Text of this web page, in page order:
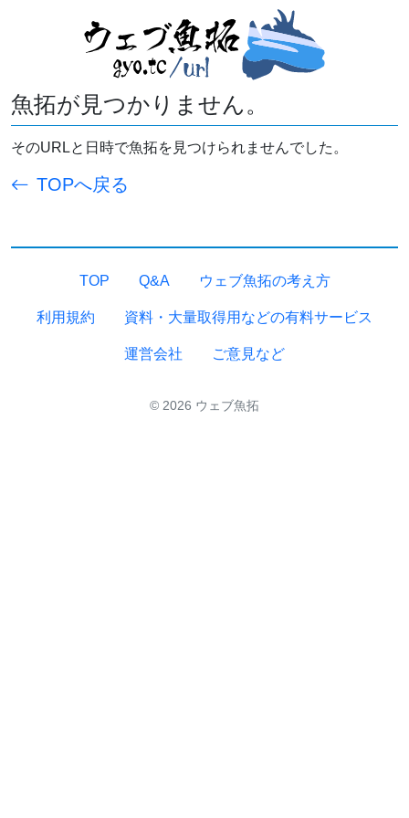
魚拓が見つかりません。
そのURLと日時で魚拓を見つけられませんでした。
TOPへ戻る
TOP Q&A ウェブ魚拓の考え方
利用規約 資料・大量取得用などの有料サービス
運営会社 ご意見など
© 2026 ウェブ魚拓